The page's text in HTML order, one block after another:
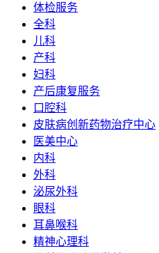
体检服务
全科
儿科
产科
妇科
产后康复服务
口腔科
皮肤病创新药物治疗中心
医美中心
内科
外科
泌尿外科
眼科
耳鼻喉科
精神心理科